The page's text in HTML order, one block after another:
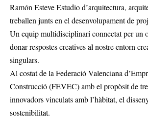
Ramón Esteve Estudio d’arquitectura,
treballen junts en el desenvolupament de
Un equip multidisciplinari connectat per un
donar respostes creatives al nostre entorn
singulars.
Al costat de la Federació Valenciana
Construcció (FEVEC) amb el propòsit de
innovadors vinculats amb l’hàbitat, el
sostenibilitat.